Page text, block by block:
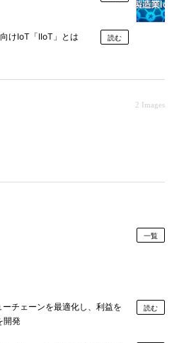
けIoT「IIoT」とは 読む
2 Images
一覧
チェーンを最適化し、利益を
開発
読む